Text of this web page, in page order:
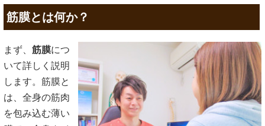
筋膜とは何か？
まず、 筋膜につ
いて詳しく説明
します。筋膜と
は、全身の筋肉
を包み込む薄い